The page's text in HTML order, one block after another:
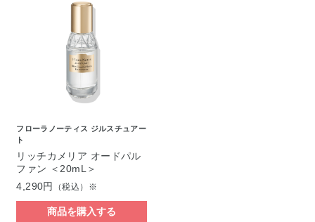
フローラノーティス ジルスチュアー
ト
リッチカメリア オードパル
ファン ＜20mL＞
4,290円
（税込）※
商品を購入する